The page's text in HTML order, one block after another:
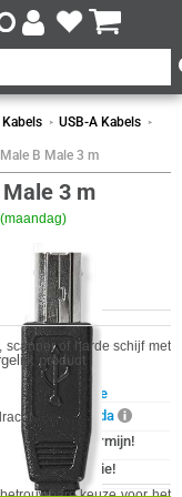
Kabels USB-A Kabels
B Male 3 m
3 m
in onze
Shop Breda
dagen bedenktermijn!
maanden garantie!
product
scanner of harde schijf met